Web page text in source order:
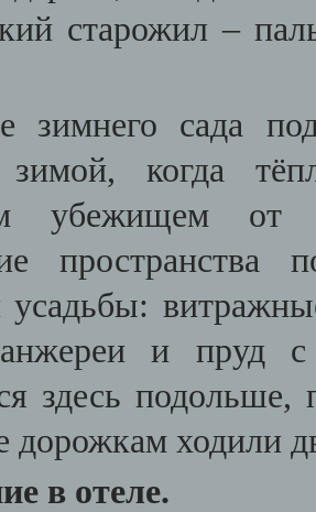
старожил –
зимнего сада
зимой, когда
убежищем от
пространства
усадьбы:
и пруд с
здесь подольше,
дорожкам ходили
в отеле.